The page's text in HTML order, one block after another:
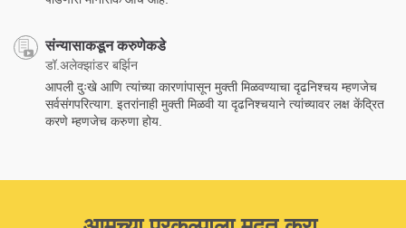
संन्यासाकडून करुणेकडे
डॉ.अलेक्झांडर बर्झिन
आपली दुःखे आणि त्यांच्या कारणांपासून मुक्ती मिळवण्याचा दृढनिश्चय म्हणजेच
सर्वसंगपरित्याग. इतरांनाही मुक्ती मिळवी या दृढनिश्चयाने त्यांच्यावर लक्ष केंद्रित
करणे म्हणजेच करुणा होय.